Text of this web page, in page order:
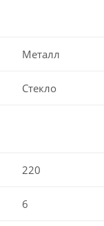
Металл
Стекло
220
6